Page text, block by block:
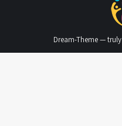
Dream-Theme — truly